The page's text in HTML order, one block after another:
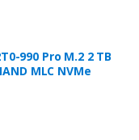
990 Pro M.2 2 TB
MLC NVMe